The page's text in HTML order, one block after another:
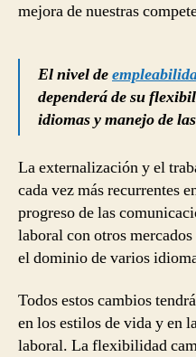
mejora de nuestras
El nivel de
dependerá de su
idiomas y manejo de
La externalización y el
cada vez más recurrentes
progreso de las
laboral con otros
el dominio de varios
Todos estos cambios
en los estilos de vida y en
laboral. La flexibilidad